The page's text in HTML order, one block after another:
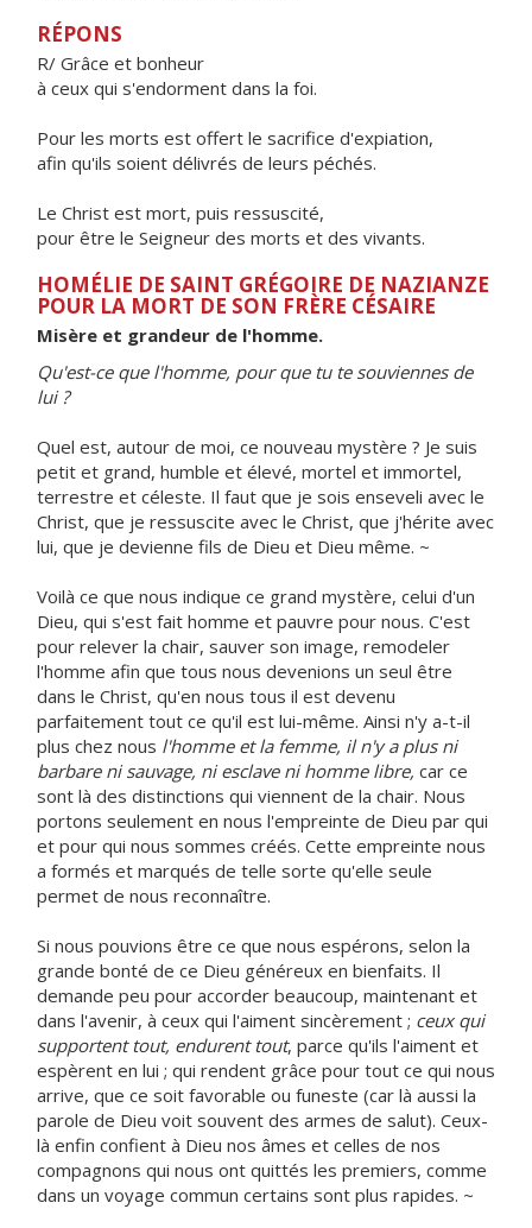
RÉPONS
R/ Grâce et bonheur
à ceux qui s'endorment dans la foi.
Pour les morts est offert le sacrifice d'expiation,
afin qu'ils soient délivrés de leurs péchés.
Le Christ est mort, puis ressuscité,
pour être le Seigneur des morts et des vivants.
HOMÉLIE DE SAINT GRÉGOIRE DE NAZIANZE
POUR LA MORT DE SON FRÈRE CÉSAIRE
Misère et grandeur de l'homme.
Qu'est-ce que l'homme, pour que tu te souviennes de
lui ?
Quel est, autour de moi, ce nouveau mystère ? Je suis
petit et grand, humble et élevé, mortel et immortel,
terrestre et céleste. Il faut que je sois enseveli avec le
Christ, que je ressuscite avec le Christ, que j'hérite avec
lui, que je devienne fils de Dieu et Dieu même. ~
Voilà ce que nous indique ce grand mystère, celui d'un
Dieu, qui s'est fait homme et pauvre pour nous. C'est
pour relever la chair, sauver son image, remodeler
l'homme afin que tous nous devenions un seul être
dans le Christ, qu'en nous tous il est devenu
parfaitement tout ce qu'il est lui-même. Ainsi n'y a-t-il
plus chez nous l'homme et la femme, il n'y a plus ni
barbare ni sauvage, ni esclave ni homme libre, car ce
sont là des distinctions qui viennent de la chair. Nous
portons seulement en nous l'empreinte de Dieu par qui
et pour qui nous sommes créés. Cette empreinte nous
a formés et marqués de telle sorte qu'elle seule
permet de nous reconnaître.
Si nous pouvions être ce que nous espérons, selon la
grande bonté de ce Dieu généreux en bienfaits. Il
demande peu pour accorder beaucoup, maintenant et
dans l'avenir, à ceux qui l'aiment sincèrement ; ceux qui
supportent tout, endurent tout, parce qu'ils l'aiment et
espèrent en lui ; qui rendent grâce pour tout ce qui nous
arrive, que ce soit favorable ou funeste (car là aussi la
parole de Dieu voit souvent des armes de salut). Ceux-
là enfin confient à Dieu nos âmes et celles de nos
compagnons qui nous ont quittés les premiers, comme
dans un voyage commun certains sont plus rapides. ~